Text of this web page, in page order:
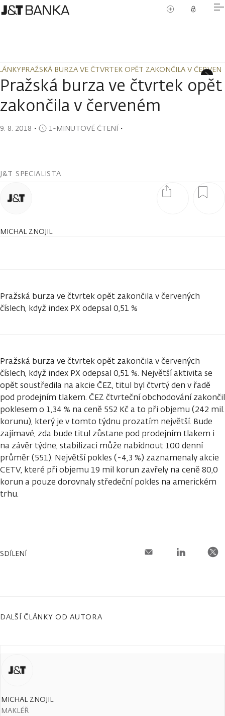
PRAŽSKÁ BURZA VE ČTVRTEK OPĚT ZAKONČILA V
PRAŽSKÁ BURZA VE ČTVRTEK OPĚT ZAKONČILA V
Pražská burza ve čtvrtek opět
zakončila v červeném
9. 8. 2018 ・ 1-MINUTOVÉ ČTENÍ・
J&T SPECIALISTA
MICHAL ZNOJIL
Pražská burza ve čtvrtek opět zakončila v červených
číslech, když index PX odepsal 0,51 %
Pražská burza ve čtvrtek opět zakončila v červených
číslech, když index PX odepsal 0,51 %. Největší aktivita se
opět soustředila na akcie ČEZ, titul byl čtvrtý den v řadě
pod prodejním tlakem. ČEZ čtvrteční obchodování zakončil
poklesem o 1,34 % na ceně 552 Kč a to při objemu (242 mil.
korunu), který je v tomto týdnu prozatím největší. Bude
zajímavé, zda bude titul zůstane pod prodejním tlakem i
na závěr týdne, stabilizaci může nabídnout 100 denní
průměr (551). Největší pokles (-4,3 %) zaznamenaly akcie
CETV, které při objemu 19 mil korun zavřely na ceně 80,0
korun a pouze dorovnaly středeční pokles na americkém
trhu.
SDÍLENÍ
DALŠÍ ČLÁNKY OD AUTORA
MICHAL ZNOJIL
MAKLÉŘ